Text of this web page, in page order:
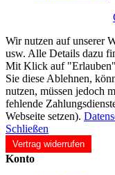
Wir nutzen auf unserer
usw. Alle Details dazu
Mit Klick auf "Erlauben"
Sie diese Ablehnen,
nutzen, müssen jedoch
fehlende
Webseite setzen).
Schließen
Vertrag widerrufen
Konto